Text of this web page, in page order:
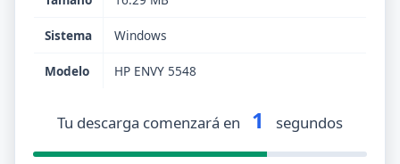
Sistema Windows
Modelo HP ENVY 5548
Tu descarga comenzará en 1 segundos